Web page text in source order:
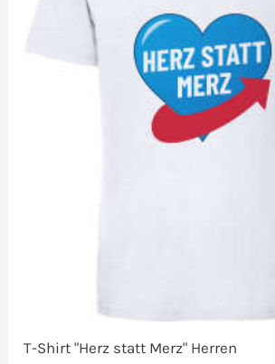
T-Shirt "Herz statt Merz" Herren